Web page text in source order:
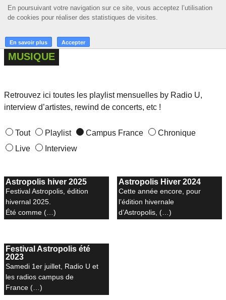
En poursuivant votre navigation sur ce site, vous acceptez l’utilisation
de cookies pour réaliser des statistiques de visites.
En savoir plus Accepter
En poursuivant votre navigation sur ce site, vous acceptez l’utilisation
de cookies pour réaliser des statistiques de visites.
En savoir plus Accepter
☰ MENU
ACCUEIL
A LA UNE
GRILLE
ACTIONS
MUSIQUE
Retrouvez ici toutes les playlist mensuelles by Radio U,
interview d’artistes, rewind de concerts, etc !
Tout Playlist Campus France
Chronique
Live
Interview
Astropolis hiver 2025
Festival Astropolis, édition
hivernal 2025.
Été comme (…)
Astropolis Hiver 2024
Cette année encore, pour
l’édition hivernale
d’Astropolis, (…)
Festival Astropolis été
2023
Samedi 1er juillet, Radio U et
les radios campus de
France (…)